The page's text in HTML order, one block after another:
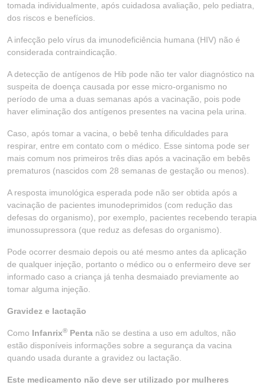
tomada individualmente, após cuidadosa avaliação, pelo pediatra,
dos riscos e benefícios.
A infecção pelo vírus da imunodeficiência humana (HIV) não é
considerada contraindicação.
A detecção de antígenos de Hib pode não ter valor diagnóstico na
suspeita de doença causada por esse micro-organismo no
período de uma a duas semanas após a vacinação, pois pode
haver eliminação dos antígenos presentes na vacina pela urina.
Caso, após tomar a vacina, o bebê tenha dificuldades para
respirar, entre em contato com o médico. Esse sintoma pode ser
mais comum nos primeiros três dias após a vacinação em bebês
prematuros (nascidos com 28 semanas de gestação ou menos).
A resposta imunológica esperada pode não ser obtida após a
vacinação de pacientes imunodeprimidos (com redução das
defesas do organismo), por exemplo, pacientes recebendo terapia
imunossupressora (que reduz as defesas do organismo).
Pode ocorrer desmaio depois ou até mesmo antes da aplicação
de qualquer injeção, portanto o médico ou o enfermeiro deve ser
informado caso a criança já tenha desmaiado previamente ao
tomar alguma injeção.
Gravidez e lactação
Como Infanrix® Penta não se destina a uso em adultos, não
estão disponíveis informações sobre a segurança da vacina
quando usada durante a gravidez ou lactação.
Este medicamento não deve ser utilizado por mulheres